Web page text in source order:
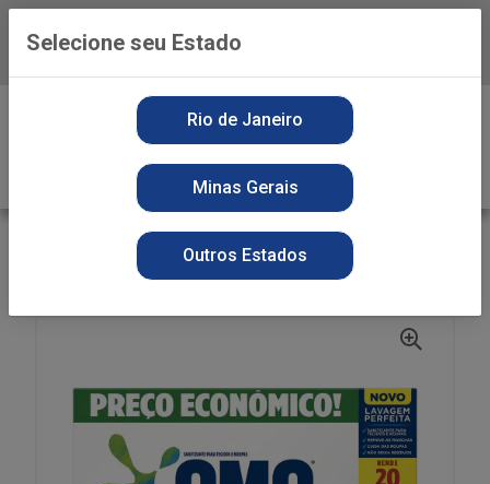
Baixe já o APP da Playvender
DETERGENTE PO
SECOS
DET PO SANIT OMO 1,6KG LAV PERF HIG CART
Selecione seu Estado
Rio de Janeiro
Minas Gerais
Outros Estados